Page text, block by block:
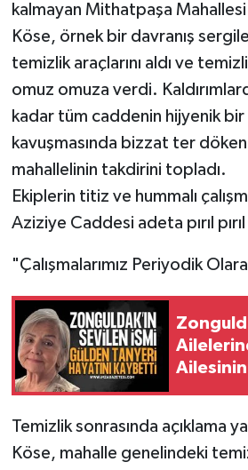
kalmayan Mithatpaşa
Köse, örnek bir davranış
temizlik araçlarını aldı ve
omuz omuza verdi.
kadar tüm caddenin hijyenik
kavuşmasında bizzat ter
mahallelinin takdirini topladı.
​Ekiplerin titiz ve hummalı
Aziziye Caddesi adeta pırıl
​"Çalışmalarımız Periyodik
Ailesinin
Temizlik sonrasında açıklama
Köse, mahalle genelindeki